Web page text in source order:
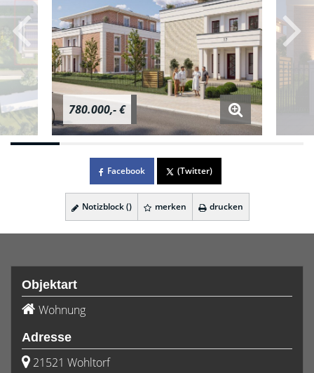
780.000,- €
Facebook (Twitter)
Notizblock () merken drucken
Objektart
Wohnung
Adresse
21521 Wohltorf